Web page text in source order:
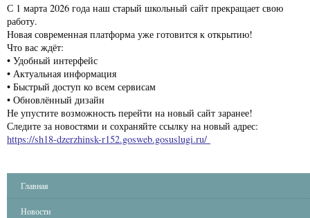
С 1 марта 2026 года наш старый школьный сайт прекращает свою
работу.
Новая современная платформа уже готовится к открытию!
Что вас ждёт:
• Удобный интерфейс
• Актуальная информация
• Быстрый доступ ко всем сервисам
• Обновлённый дизайн
Не упустите возможность перейти на новый сайт заранее!
Следите за новостями и сохраняйте ссылку на новый адрес:
https://sh18-dzerzhinsk-r152.gosweb.gosuslugi.ru/
Главная
Новости